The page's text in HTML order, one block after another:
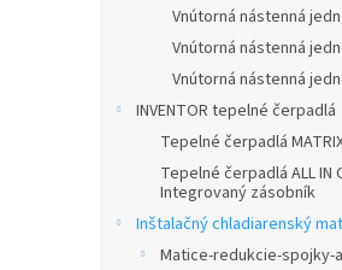
Vnútorná nástenná
Vnútorná nástenná
Vnútorná nástenná
INVENTOR tepelné čerpadlá
Tepelné čerpadlá
Tepelné čerpadlá ALL IN
Integrovaný zásobník
Inštalačný chladiarenský
Matice-redukcie-spojky-